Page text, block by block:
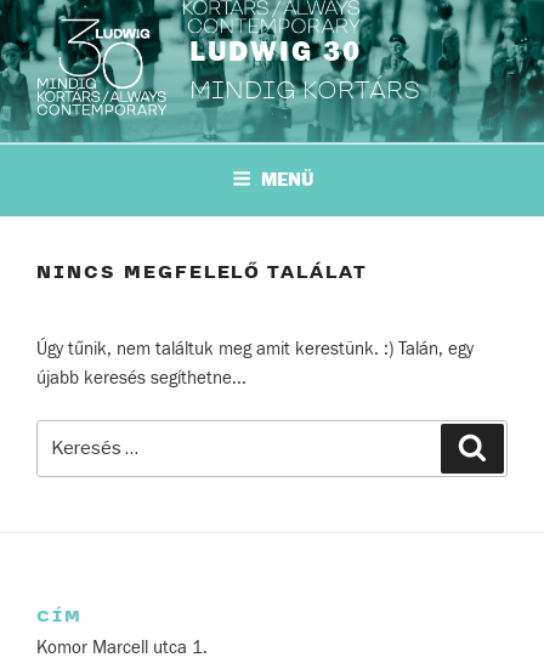
Tartalomhoz
LUDWIG 30
MINDIG KORTÁRS
MENÜ
NINCS MEGFELELŐ TALÁLAT
Úgy tűnik, nem találtuk meg amit kerestünk. :) Talán, egy
újabb keresés segíthetne...
CÍM
Komor Marcell utca 1.